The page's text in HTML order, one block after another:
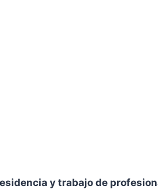
y trabajo de